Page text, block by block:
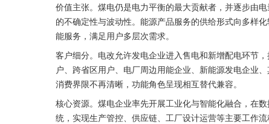
价值主张。煤电仍是电力平衡的最大贡献者，并逐步由
的不确定性与波动性。能源产品服务的供给形式向多样
能服务，满足用户多层次需求。
客户细分。电改允许发电企业进入售电和新增配电环节
户、跨省区用户、电厂周边用能企业、新能源发电企业
消费界限不再清晰，功能角色呈现相互替代兼容。
核心资源。煤电企业率先开展工业化与智能化融合，在
统，实现生产管控、供应链、工厂设计运营等主要工作